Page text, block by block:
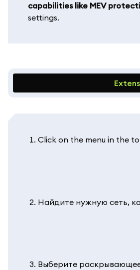
capabilities like MEV
settings.
Click on the menu in the
Найдите нужную сеть,
Выберите